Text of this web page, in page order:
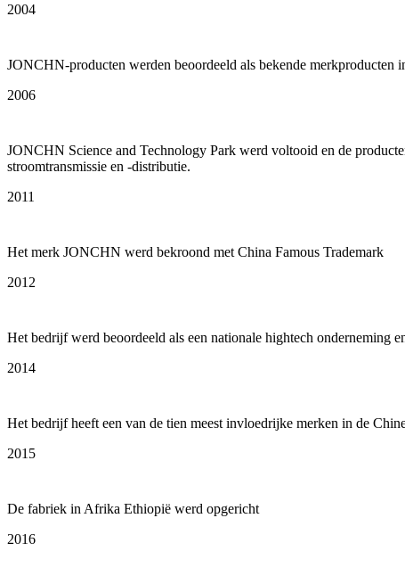
2004
JONCHN-producten werden beoordeeld als bekende merkproducten
2006
JONCHN Science and Technology Park werd voltooid en de
stroomtransmissie en -distributie.
2011
Het merk JONCHN werd bekroond met China Famous Trademark
2012
Het bedrijf werd beoordeeld als een nationale hightech onderneming
2014
Het bedrijf heeft een van de tien meest invloedrijke merken in de
2015
De fabriek in Afrika Ethiopië werd opgericht
2016